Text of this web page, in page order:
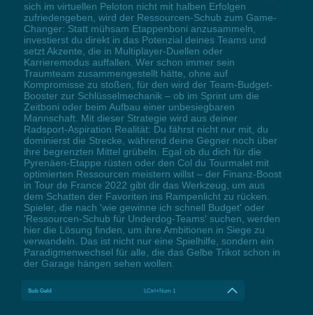
sich im virtuellen Peloton nicht mit halben Erfolgen
zufriedengeben, wird der Ressourcen-Schub zum Game-
Changer: Statt mühsam Etappenboni anzusammeln,
investierst du direkt in das Potenzial deines Teams und
setzt Akzente, die in Multiplayer-Duellen oder
Karrieremodus auffallen. Wer schon immer sein
Traumteam zusammengestellt hätte, ohne auf
Kompromisse zu stoßen, für den wird der Team-Budget-
Booster zur Schlüsselmechanik – ob im Sprint um die
Zeitboni oder beim Aufbau einer unbesiegbaren
Mannschaft. Mit dieser Strategie wird aus deiner
Radsport-Aspiration Realität: Du fährst nicht nur mit, du
dominierst die Strecke, während deine Gegner noch über
ihre begrenzten Mittel grübeln. Egal ob du dich für die
Pyrenäen-Etappe rüsten oder den Col du Tourmalet mit
optimierten Ressourcen meistern willst – der Finanz-Boost
in Tour de France 2022 gibt dir das Werkzeug, um aus
dem Schatten der Favoriten ins Rampenlicht zu rücken.
Spieler, die nach 'wie gewinne ich schnell Budget' oder
'Ressourcen-Schub für Underdog-Teams' suchen, werden
hier die Lösung finden, um ihre Ambitionen in Siege zu
verwandeln. Das ist nicht nur eine Spielhilfe, sondern ein
Paradigmenwechsel für alle, die das Gelbe Trikot schon in
der Garage hängen sehen wollen.
Sub Geld LCtrl+Num 1